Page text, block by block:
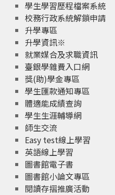
學生學習歷程檔案系統
校務行政系統解鎖申請
升學專區
升學資訊※
就業媒合及求職資訊
臺銀學雜費入口網
獎(助)學金專區
學生匯款通知專區
體適能成績查詢
學生生涯輔導網
師生交流
Easy test線上學習
英語線上學習
圖書館電子書
圖書館小論文專區
閱讀存摺推廣活動